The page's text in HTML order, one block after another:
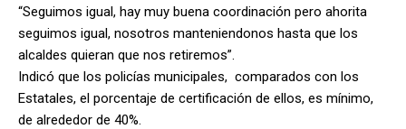
“Seguimos igual, hay muy buena coordinación pero ahorita
seguimos igual, nosotros manteniendonos hasta que los
alcaldes quieran que nos retiremos”.
Indicó que los policías municipales, comparados con los
Estatales, el porcentaje de certificación de ellos, es mínimo,
de alrededor de 40%.